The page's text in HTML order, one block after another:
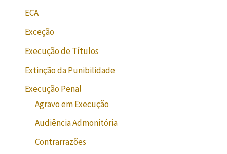
ECA
Exceção
Execução de Títulos
Extinção da Punibilidade
Execução Penal
Agravo em Execução
Audiência Admonitória
Contrarrazões